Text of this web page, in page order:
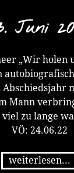
Juni
„Wir holen
Abschiedsjahr
Mann
zu lange
VÖ: 24.06.22
weiterlesen...